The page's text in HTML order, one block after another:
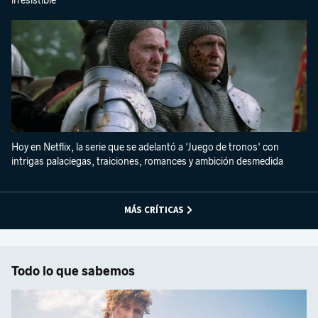
Hoy en Netflix, la serie que se adelantó a 'Juego de tronos' con
intrigas palaciegas, traiciones, romances y ambición desmedida
MÁS CRÍTICAS
Todo lo que sabemos